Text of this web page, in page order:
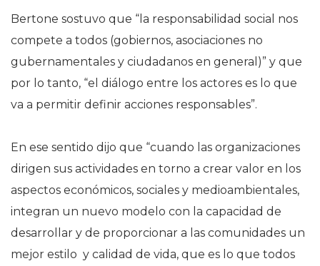
Bertone sostuvo que “la responsabilidad social nos
compete a todos (gobiernos, asociaciones no
gubernamentales y ciudadanos en general)” y que
por lo tanto, “el diálogo entre los actores es lo que
va a permitir definir acciones responsables”.
En ese sentido dijo que “cuando las organizaciones
dirigen sus actividades en torno a crear valor en los
aspectos económicos, sociales y medioambientales,
integran un nuevo modelo con la capacidad de
desarrollar y de proporcionar a las comunidades un
mejor estilo y calidad de vida, que es lo que todos